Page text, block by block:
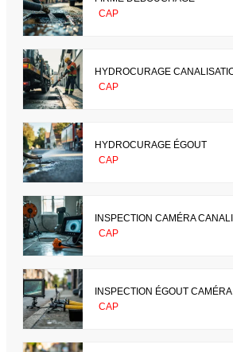
CAP
HYDROCURAGE
CAP
HYDROCURAGE ÉGOUT
CAP
INSPECTION CAMÉRA
CAP
INSPECTION ÉGOUT CAMÉRA
CAP